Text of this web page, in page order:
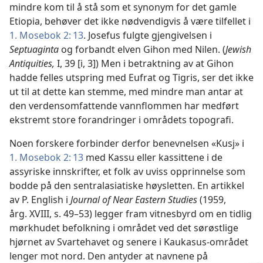
mindre kom til å stå som et synonym for det gamle
Etiopia, behøver det ikke nødvendigvis å være tilfellet i
1. Mosebok 2: 13. Josefus fulgte gjengivelsen i
Septuaginta og forbandt elven Gihon med Nilen. (Jewish
Antiquities, I, 39 [i, 3]) Men i betraktning av at Gihon
hadde felles utspring med Eufrat og Tigris, ser det ikke
ut til at dette kan stemme, med mindre man antar at
den verdensomfattende vannflommen har medført
ekstremt store forandringer i områdets topografi.
Noen forskere forbinder derfor benevnelsen «Kusj» i
1. Mosebok 2: 13 med Kassu eller kassittene i de
assyriske innskrifter, et folk av uviss opprinnelse som
bodde på den sentralasiatiske høysletten. En artikkel
av P. English i Journal of Near Eastern Studies(1959,
årg. XVIII, s. 49–53) legger fram vitnesbyrd om en tidlig
mørkhudet befolkning i området ved det sørøstlige
hjørnet av Svartehavet og senere i Kaukasus-området
lenger mot nord. Den antyder at navnene på